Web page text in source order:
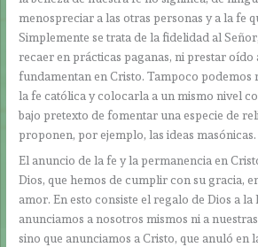
menospreciar a las otras personas y a la fe
Simplemente se trata de la fidelidad al
recaer en prácticas paganas, ni prestar oído
fundamentan en Cristo. Tampoco podemos
la fe católica y colocarla a un mismo nivel
bajo pretexto de fomentar una especie de
proponen, por ejemplo, las ideas masónicas.
El anuncio de la fe y la permanencia en
Dios, que hemos de cumplir con su gracia,
amor. En esto consiste el regalo de Dios a la
anunciamos a nosotros mismos ni a
sino que anunciamos a Cristo, que anuló en